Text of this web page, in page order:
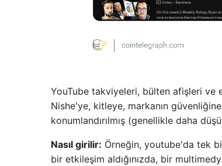
YouTube takviyeleri, bülten afişleri ve
Nishe'ye, kitleye, markanın
konumlandırılmış (genellikle daha
Nasıl girilir: Örneğin, youtube'da tek
bir etkileşim aldığınızda, bir